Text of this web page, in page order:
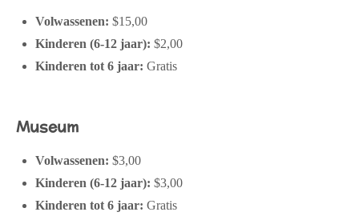
Volwassenen: $15,00
Kinderen (6-12 jaar): $2,00
Kinderen tot 6 jaar: Gratis
Museum
Volwassenen: $3,00
Kinderen (6-12 jaar): $3,00
Kinderen tot 6 jaar: Gratis